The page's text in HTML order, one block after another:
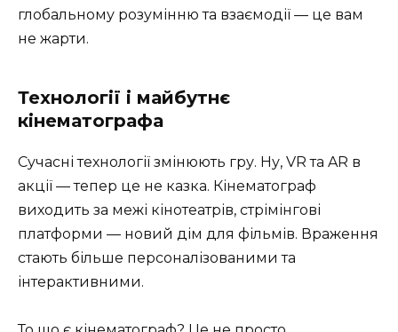
глобальному розумінню та взаємодії — це вам
не жарти.
Технології і майбутнє
кінематографа
Сучасні технології змінюють гру. Ну, VR та AR в
акції — тепер це не казка. Кінематограф
виходить за межі кінотеатрів, стрімінгові
платформи — новий дім для фільмів. Враження
стають більше персоналізованими та
інтерактивними.